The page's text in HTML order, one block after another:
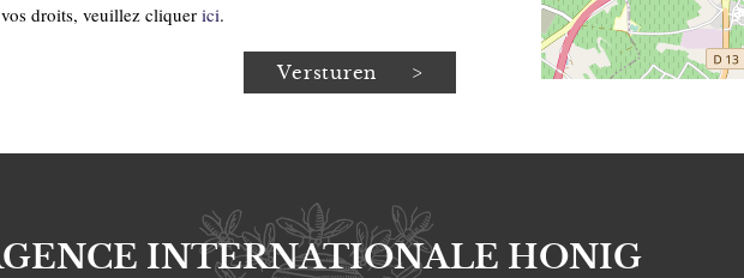
droits, veuillez cliquer ici.
INTERNATIONALE HONIG